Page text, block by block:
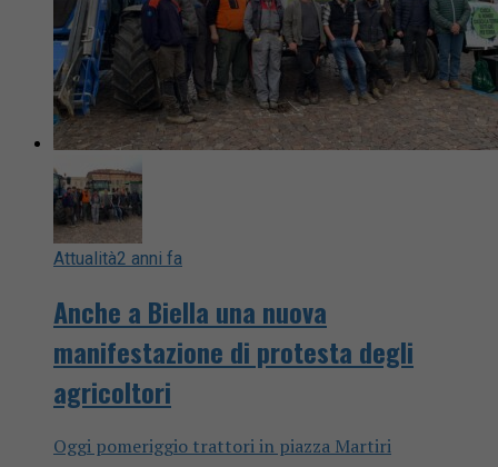
Attualità2 anni fa
Anche a Biella una nuova
manifestazione di protesta degli
agricoltori
Oggi pomeriggio trattori in piazza Martiri